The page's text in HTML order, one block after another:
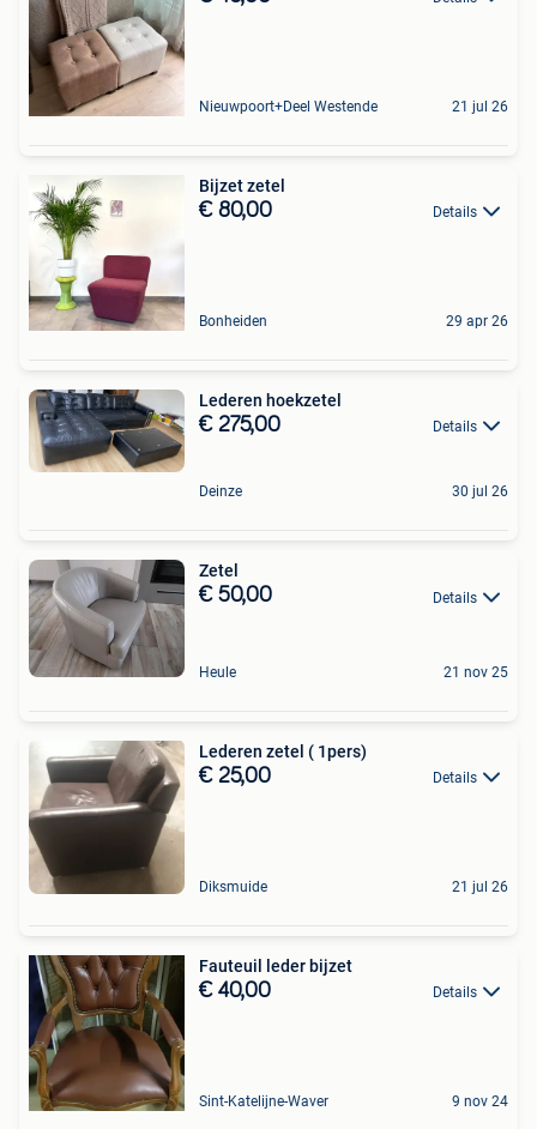
Nieuwpoort+Deel Westende 21 jul 26
Bijzet zetel
€ 80,00 Details
Bonheiden 29 apr 26
Lederen hoekzetel
€ 275,00 Details
Deinze 30 jul 26
Zetel
€ 50,00 Details
Heule 21 nov 25
Lederen zetel ( 1pers)
€ 25,00 Details
Diksmuide 21 jul 26
Fauteuil leder bijzet
€ 40,00 Details
Sint-Katelijne-Waver 9 nov 24